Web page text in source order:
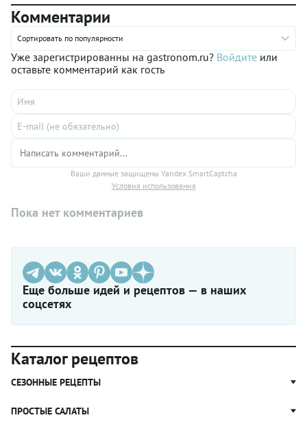
Комментарии
Сортировать по популярности
Уже зарегистрированны на gastronom.ru? Войдите или
оставьте комментарий как гость
Ваши данные защищены Yandex SmartCaptcha
Условия использования
Пока нет комментариев
Еще больше идей и рецептов — в наших
соцсетях
Каталог рецептов
СЕЗОННЫЕ РЕЦЕПТЫ
Рецепты из капусты
ПРОСТЫЕ САЛАТЫ